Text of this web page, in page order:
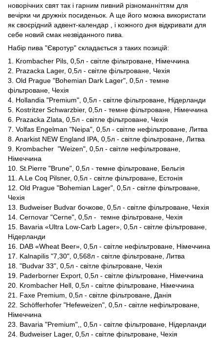
новорічних свят так і гарним пивний різноманніттям для
вечірки чи дружніх посиденьок. А ще його можна використати
як своєрідний адвент-календар , і кожного дня відкривати для
себе новий смак незвіданного пива.
Набір пива "Євротур" складається з таких позицій:
1. Krombacher Pils, 0,5л - світле фільтроване, Німеччина
2. Prazacka Lager , 0,5л - світле фільтроване, Чехія
3. Old Prague "Bohemian Dark Lager", 0,5л - темне
фільтроване, Чехія
4. Hollandia "Premium", 0,5л - світле фільтроване, Нідерланди
5. Kostritzer Schwarzbier , 0,5л - темне фільтроване, Німеччина
6. Prazacka Zlata, 0,5л - світле фільтроване, Чехія
7. Volfas Engelman "Neipa", 0,5л - світле нефільтроване, Литва
8. Anarkist NEW England IPA, 0,5л - світле фільтроване, Литва
9. Krombacher "Weizen", 0,5л - світле нефільтроване,
Німеччина
10. St.Pierre "Brune", 0,5л - темне фільтроване, Бельгія
11. A.Le Coq Pilsner, 0,5л - світле фільтроване, Естонія
12. Old Prague "Bohemian Lager" , 0,5л - світле фільтроване,
Чехія
13. Budweiser Budvar бочкове, 0,5л - світле фільтроване, Чехія
14. Cernovar "Cerne", 0,5л - темне фільтроване, Чехія
15. Bavaria «Ultra Low-Carb Lager», 0,5л - світле фільтроване,
Нідерланди
16. DAB «Wheat Beer», 0,5л - світле нефільтроване, Німеччина
17. Kalnapilis "7,30" , 0,568л - світле фільтроване, Литва
18. "Budvar 33", 0,5л - світле фільтроване, Чехія
19. Paderborner Export, 0,5л - світле фільтроване, Німеччина
20. Krombacher Hell, 0,5л - світле фільтроване, Німеччина
21. Faxe Premium, 0,5л - світле фільтроване, Данія
22. Schöfferhofer "Hefeweizen", 0,5л - світле нефільтроване,
Німеччина
23. Bavaria "Premium",
, 0,5л - світле фільтроване, Нідерланди
24. Budweiser Lager, 0,5л - світле фільтроване, Чехія